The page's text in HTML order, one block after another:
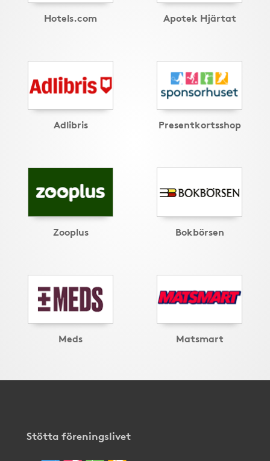
Hotels.com Apotek Hjärtat
Adlibris Presentkortsshop
Zooplus Bokbörsen
Meds Matsmart
Stötta föreningslivet